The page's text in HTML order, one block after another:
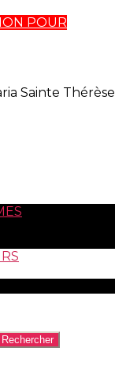
POUR
Sainte Thérèse